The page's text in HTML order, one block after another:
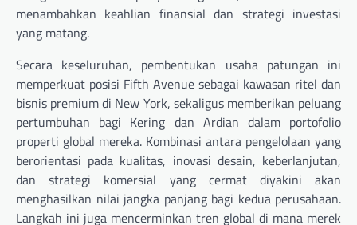
menambahkan keahlian finansial dan strategi investasi
yang matang.
Secara keseluruhan, pembentukan usaha patungan ini
memperkuat posisi Fifth Avenue sebagai kawasan ritel dan
bisnis premium di New York, sekaligus memberikan peluang
pertumbuhan bagi Kering dan Ardian dalam portofolio
properti global mereka. Kombinasi antara pengelolaan yang
berorientasi pada kualitas, inovasi desain, keberlanjutan,
dan strategi komersial yang cermat diyakini akan
menghasilkan nilai jangka panjang bagi kedua perusahaan.
Langkah ini juga mencerminkan tren global di mana merek